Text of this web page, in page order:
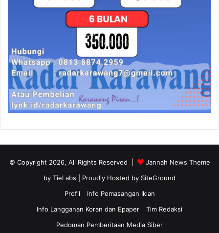
© Copyright 2026, All Rights Reserved |
Jannah News Theme
by TieLabs | Proudly Hosted by SiteGround
Profil
Info Pemasangan Iklan
Info Langganan Koran dan Epaper
Tim Redaksi
Pedoman Pemberitaan Media Siber